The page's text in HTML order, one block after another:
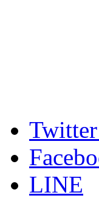
Twitter
LINE